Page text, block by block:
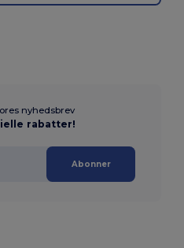
nyhedsbrev
rabatter!
Abonner